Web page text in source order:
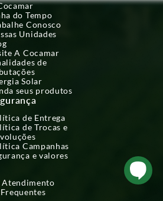
do Tempo
Conosco
Unidades
A Cocamar
de
Solar
seus produtos
de Entrega
de Trocas e
Campanhas
e valores
Atendimento